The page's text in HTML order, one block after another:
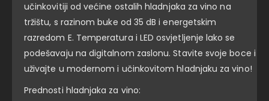
učinkovitiji od većine ostalih hladnjaka za vino na
tržištu, s razinom buke od 35 dB i energetskim
razredom E. Temperatura i LED osvjetljenje lako se
podešavaju na digitalnom zaslonu. Stavite svoje boce i
uživajte u modernom i učinkovitom hladnjaku za vino!
Prednosti hladnjaka za vino: